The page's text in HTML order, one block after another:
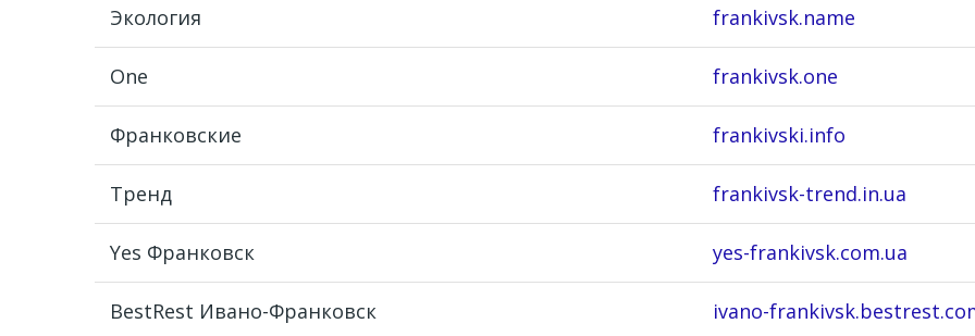
Экология frankivsk.name
One frankivsk.one
Франковские frankivski.info
Тренд frankivsk-trend.in.ua
Yes Франковск yes-frankivsk.com.ua
BestRest Ивано-Франковск ivano-